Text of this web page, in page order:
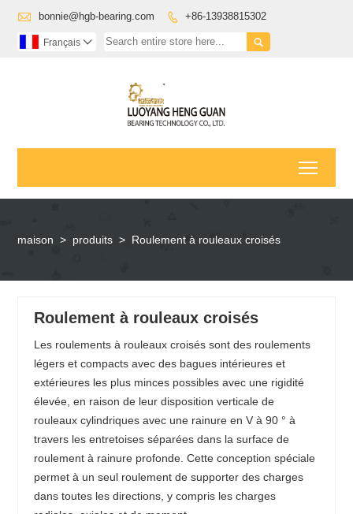
 bonnie@hgb-bearing.com  +86-13938815302

Français 
maison > produits > Roulement à rouleaux croisés
Roulement à rouleaux croisés
Les roulements à rouleaux croisés sont des roulements
légers et compacts avec des bagues intérieures et
extérieures les plus minces possibles avec une rigidité
élevée, en raison de leur disposition verticale de
rouleaux cylindriques avec une rainure en V à 90 ° à
travers les entretoises séparées dans la surface de
roulement à rainure profonde. Cette conception spéciale
permet à un seul roulement de supporter des charges
dans toutes les directions, y compris les charges